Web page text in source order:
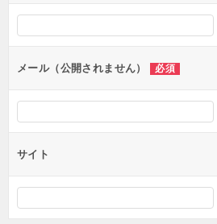
シ
ョ
ンメール（公開されません） 必須
サイト